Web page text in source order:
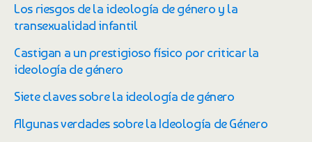
Los riesgos de la ideología de género y la
transexualidad infantil
Castigan a un prestigioso físico por criticar la
ideología de género
Siete claves sobre la ideología de género
Algunas verdades sobre la Ideología de Género